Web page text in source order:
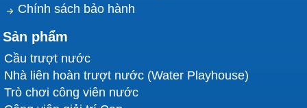
Chính sách bảo hành
Sản phẩm
Cầu trượt nước
Nhà liên hoàn trượt nước (Water Playhouse)
Trò chơi công viên nước